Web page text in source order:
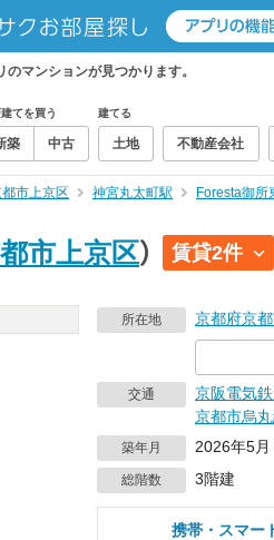
マンションが見つかります。
てを買う
築 中古
建てる
土地 不動産会社
市上京区 神宮丸太町駅 Foresta御所
市上京区） 賃貸2件
所在地 京都府京
交通 京阪電気
京都市烏
築年月 2026年5月
総階数 3階建
携帯・スマー